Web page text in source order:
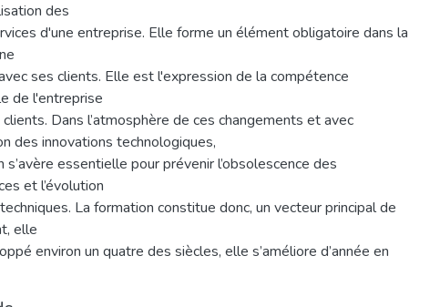
des
d'une entreprise. Elle forme un élément obligatoire dans la
ses clients. Elle est l'expression de la compétence
de l'entreprise
Dans l’atmosphère de ces changements et avec
des innovations technologiques,
s’avère essentielle pour prévenir l’obsolescence des
et l’évolution
La formation constitue donc, un vecteur principal de
elle
environ un quatre des siècles, elle s’améliore d’année en